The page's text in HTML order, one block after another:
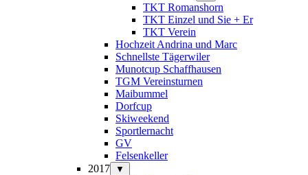
TKT Romanshorn
TKT Einzel und Sie + Er
TKT Verein
Hochzeit Andrina und Marc
Schnellste Tägerwiler
Munotcup Schaffhausen
TGM Vereinsturnen
Maibummel
Dorfcup
Skiweekend
Sportlernacht
GV
Felsenkeller
2017
▼